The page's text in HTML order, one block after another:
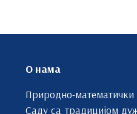
О нама
Природно-математички
Саду са традицијом